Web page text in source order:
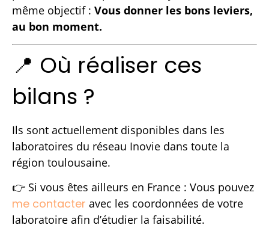
même objectif : Vous donner les bons leviers,
au bon moment.
📍 Où réaliser ces
bilans ?
Ils sont actuellement disponibles dans les
laboratoires du réseau Inovie dans toute la
région toulousaine.
👉 Si vous êtes ailleurs en France : Vous pouvez
me contacter avec les coordonnées de votre
laboratoire afin d’étudier la faisabilité.